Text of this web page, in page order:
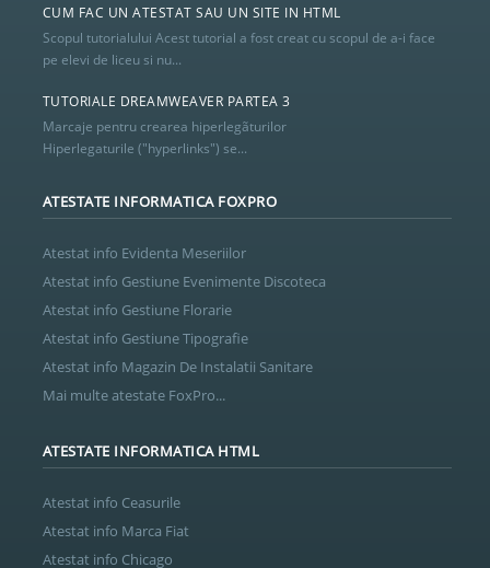
CUM FAC UN ATESTAT SAU UN SITE IN HTML
Scopul tutorialului Acest tutorial a fost creat cu scopul de a-i face
pe elevi de liceu si nu...
TUTORIALE DREAMWEAVER PARTEA 3
Marcaje pentru crearea hiperlegãturilor
Hiperlegaturile ("hyperlinks") se...
ATESTATE INFORMATICA FOXPRO
Atestat info Evidenta Meseriilor
Atestat info Gestiune Evenimente Discoteca
Atestat info Gestiune Florarie
Atestat info Gestiune Tipografie
Atestat info Magazin De Instalatii Sanitare
Mai multe atestate FoxPro...
ATESTATE INFORMATICA HTML
Atestat info Ceasurile
Atestat info Marca Fiat
Atestat info Chicago